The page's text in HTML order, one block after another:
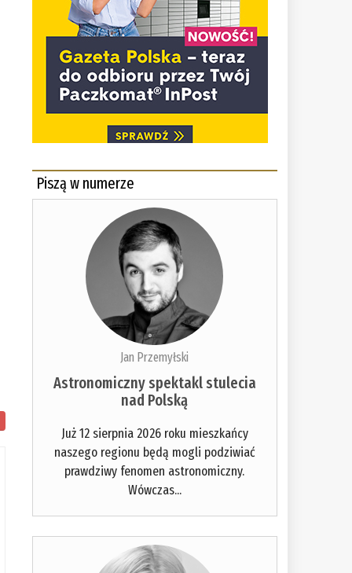
Piszą w numerze
Jan Przemyłski
Astronomiczny spektakl stulecia
nad Polską
Już 12 sierpnia 2026 roku mieszkańcy
naszego regionu będą mogli podziwiać
prawdziwy fenomen astronomiczny.
Wówczas...